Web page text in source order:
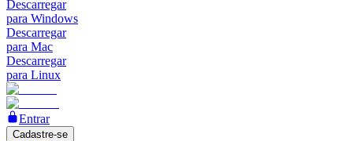
Descarregar
para Windows
Descarregar
para Mac
Descarregar
para Linux
Entrar
Cadastre-se